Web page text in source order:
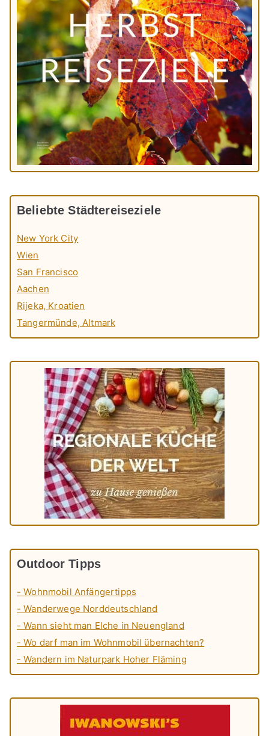
Beliebte Städtereiseziele
New York City
Wien
San Francisco
Aachen
Rijeka, Kroatien
Tangermünde, Altmark
Outdoor Tipps
- Wohnmobil Anfängertipps
- Wanderwege Norddeutschland
- Wann sieht man Elche in Neuengland
- Wo darf man im Wohnmobil übernachten?
- Wandern im Naturpark Hoher Fläming